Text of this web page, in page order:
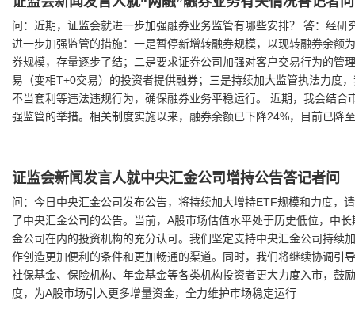
问：近期，证监会就进一步加强融券业务监管有哪些安排？ 答：经研
进一步加强监管的措施：一是暂停新增转融券规模，以现转融券余额
券规模，存量逐步了结；二是要求证券公司加强对客户交易行为的管
易（变相T+0交易）的投资者提供融券；三是持续加大监管执法力度
不当套利等违法违规行为，确保融券业务平稳运行。 近期，我会结合
强监管的举措。相关制度实施以来，融券余额已下降24%，目前已降
证监会新闻发言人就中央汇金公司增持公告答记者问
问：今日中央汇金公司发布公告，将持续加大增持ETF规模和力度，
了中央汇金公司的公告。当前，A股市场估值水平处于历史低位，中
金公司在内的投资机构的充分认可。我们坚定支持中央汇金公司持续
作创造更加便利的条件和更加畅通的渠道。同时，我们将继续协调引
社保基金、保险机构、年金基金等各类机构投资者更大力度入市，鼓
度，为A股市场引入更多增量资金，全力维护市场稳定运行